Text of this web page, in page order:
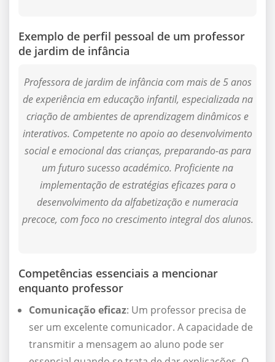
Exemplo de perfil pessoal de um professor
de jardim de infância
Professora de jardim de infância com mais de 5 anos
de experiência em educação infantil, especializada na
criação de ambientes de aprendizagem dinâmicos e
interativos. Competente no apoio ao desenvolvimento
social e emocional das crianças, preparando-as para
um futuro sucesso académico. Proficiente na
implementação de estratégias eficazes para o
desenvolvimento da alfabetização e numeracia
precoce, com foco no crescimento integral dos alunos.
Competências essenciais a mencionar
enquanto professor
Comunicação eficaz: Um professor precisa de
ser um excelente comunicador. A capacidade de
transmitir a mensagem ao aluno pode ser